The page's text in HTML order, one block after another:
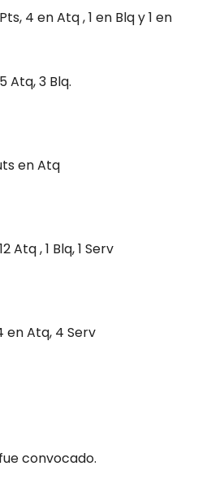
4 en Atq , 1 en Blq y 1 en
Atq, 3 Blq.
en Atq
Atq , 1 Blq, 1 Serv
en Atq, 4 Serv
convocado.